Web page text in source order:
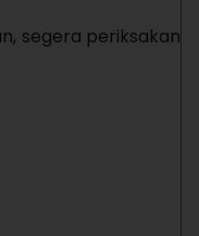
segera periksakan